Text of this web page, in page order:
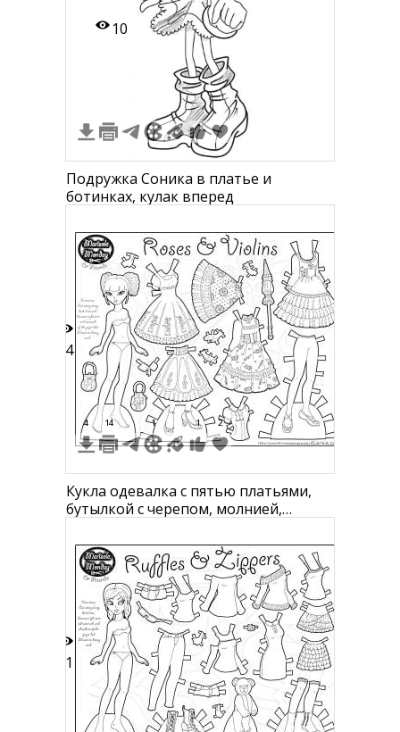
10
Подружка Соника в платье и
ботинках, кулак вперед
54
4 14 1 1 2
Кукла одевалка с пятью платьями,
бутылкой с черепом, молнией,
51